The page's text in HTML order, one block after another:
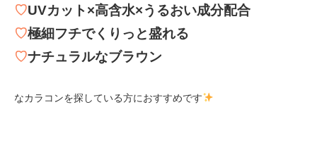
♡UVカット×高含水×うるおい成分配合
♡極細フチでくりっと盛れる
♡ナチュラルなブラウン
なカラコンを探している方におすすめです